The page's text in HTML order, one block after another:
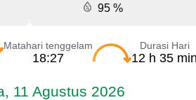
95 %
Matahari tenggelam
18:27
Durasi Hari
12 h 35 min
11 Agustus 2026